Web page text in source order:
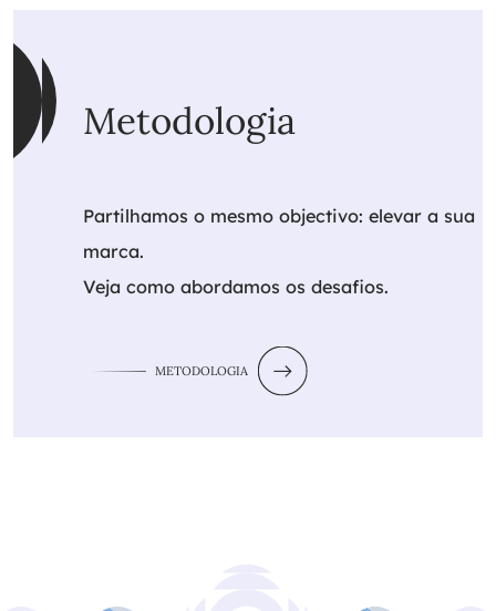
Metodologia
Partilhamos o mesmo objectivo: elevar a sua
marca.
Veja como abordamos os desafios.
METODOLOGIA